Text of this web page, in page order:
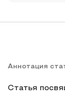
Аннотация
Статья